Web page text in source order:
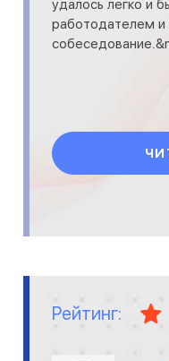
удалось легко и
работодателем и
Рейтинг: